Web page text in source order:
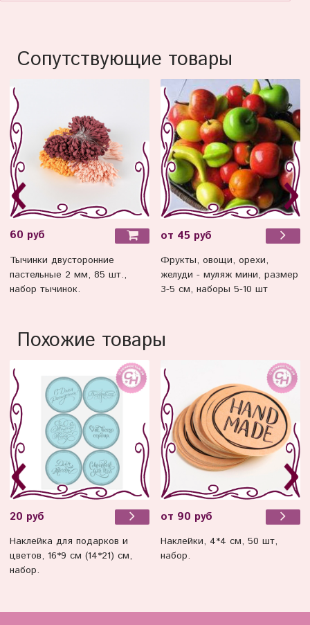
Сопутствующие товары
60 руб
Тычинки двусторонние
пастельные 2 мм, 85 шт.,
набор тычинок.
от 45 руб
Фрукты, овощи, орехи,
желуди - муляж мини, размер
3-5 см, наборы 5-10 шт
Похожие товары
20 руб
Наклейка для подарков и
цветов, 16*9 см (14*21) см,
набор.
от 90 руб
Наклейки, 4*4 см, 50 шт,
набор.